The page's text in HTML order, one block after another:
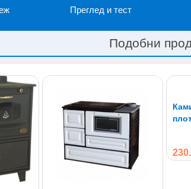
модели като Тангра С предлагат
от миналия век.
Едно от най-големите предимства
електричество или газ. Това ги прави
които са често срещан проблем през
Дървата обикновено са по-
богати на горски ресурси. Освен това,
същевременно предоставя възможност за
Класическата печка на дърва за
храна и загряване на вода. Това я прави
уред;
Дървата са възобновяем ресурс и ако се
изкопаемите горива. Съвременните печки са
газове, което намалява замърсяването на
Преглед и тест
Подобни